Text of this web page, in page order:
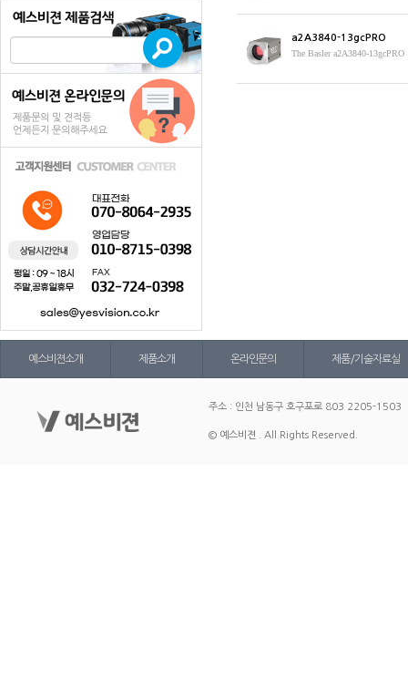
a2A3840-13gcPRO
예스비젼소개 제품소개 온라인문의 제품/기술자료실
주소 : 인천 남동구 호구포로 803 2205-1503
© 예스비젼 . All Rights Reserved.